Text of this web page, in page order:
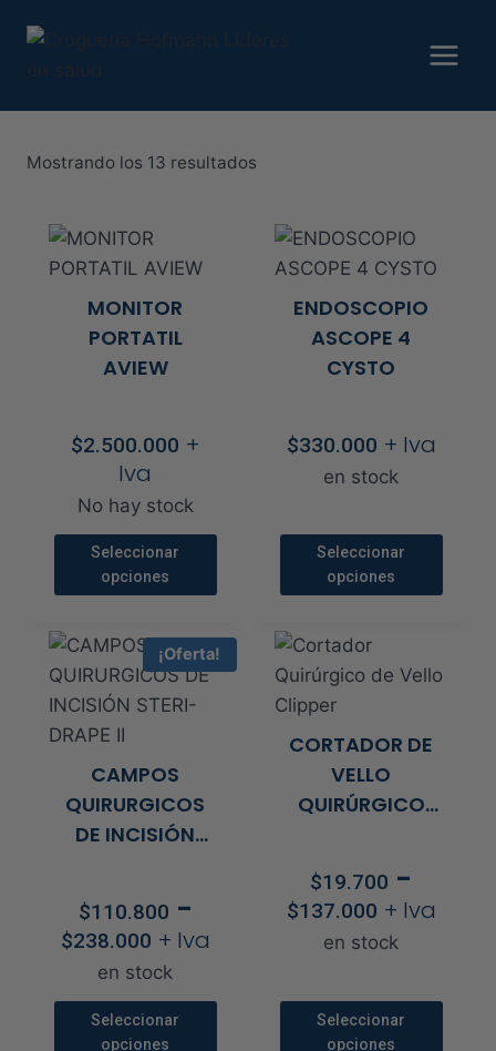
Mostrando los 13 resultados
precio:
alto
MONITOR
PORTATIL
AVIEW
$2.500.000 +
Iva
No hay stock
Seleccionar
opciones
producto
tiene
múltiples
opciones
se
pueden
en
la
página
de
producto
ENDOSCOPIO
ASCOPE 4
CYSTO
$330.000 + Iva
en stock
Seleccionar
opciones
producto
tiene
Las
opciones
se
elegir
en
la
de
producto
¡Oferta!
CAMPOS
QUIRURGICOS
DE INCISIÓN
$110.800 -
$238.000Rango
de
precios:
desde
+ Iva
en stock
Seleccionar
opciones
CORTADOR DE
VELLO
QUIRÚRGICO
$19.700 -
$137.000Rango
de
desde
$19.700
+ Iva
en stock
Seleccionar
opciones